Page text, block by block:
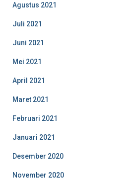
Agustus 2021
Juli 2021
Juni 2021
Mei 2021
April 2021
Maret 2021
Februari 2021
Januari 2021
Desember 2020
November 2020